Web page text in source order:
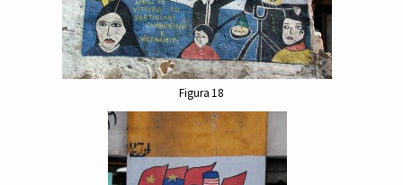
Figura 18